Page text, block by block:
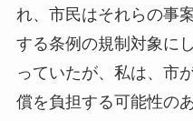
れ、市民はそれらの事
する条例の規制対象に
っていたが、私は、市
償を負担する可能性の